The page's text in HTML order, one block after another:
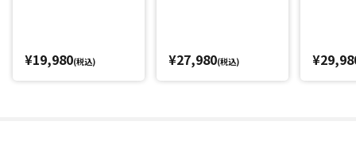
¥19,980(税込) ¥27,980(税込)